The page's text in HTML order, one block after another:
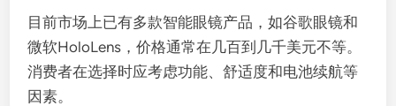
目前市场上已有多款智能眼镜产品，如谷歌眼镜和
微软HoloLens，价格通常在几百到几千美元不等。
消费者在选择时应考虑功能、舒适度和电池续航等
因素。